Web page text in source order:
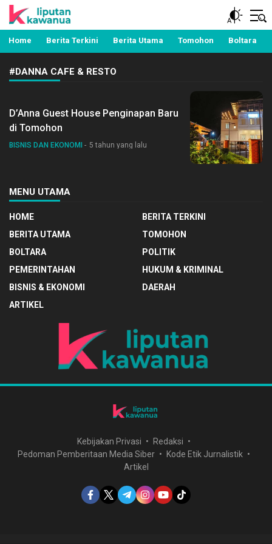
Liputan Kawanua
Berita Manado, Sulawesi Utara, Kawanua, Politik,
Pemerintahan, Hukum Kriminal dan Nasional
Home Berita Terkini Berita Utama Tomohon Boltara
#DANNA CAFE & RESTO
D’Anna Guest House Penginapan Baru
di Tomohon
BISNIS DAN EKONOMI 5 tahun yang lalu
MENU UTAMA
HOME
BERITA TERKINI
BERITA UTAMA
TOMOHON
BOLTARA
POLITIK
PEMERINTAHAN
HUKUM & KRIMINAL
BISNIS & EKONOMI
DAERAH
ARTIKEL
Kebijakan Privasi
Redaksi
Pedoman Pemberitaan Media Siber
Kode Etik Jurnalistik
Artikel